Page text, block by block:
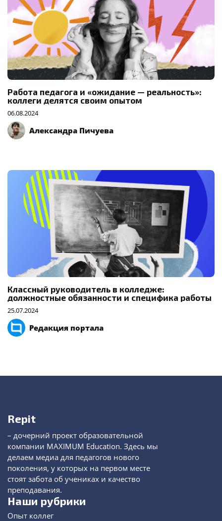
Работа педагога и «ожидание — реальность»:
коллеги делятся своим опытом
06.08.2024
Александра Пичуева
Классный руководитель в колледже:
должностные обязанности и специфика работы
25.07.2024
Редакция портала
Repit
– дочерний проект образовательной
компании MAXIMUM Education. Здесь мы
делаем медиа для педагогов нового
поколения, у которых на первом месте
стоят забота об учениках и качество
преподавания.
Наши рубрики
Опыт коллег